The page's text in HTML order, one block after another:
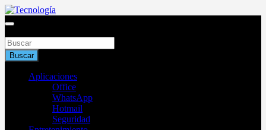
Saltar
al
Tecnología
Buscar
Aplicaciones
Office
WhatsApp
Hotmail
Seguridad